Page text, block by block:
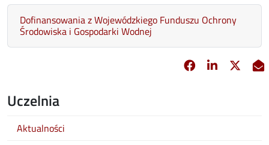
Dofinansowania z Wojewódzkiego Funduszu Ochrony
Środowiska i Gospodarki Wodnej
Facebook
opens in new
Linkedin
opens in
X
Uczelnia
Aktualności